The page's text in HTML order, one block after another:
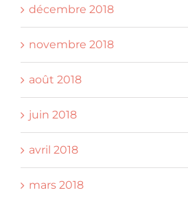
décembre 2018
novembre 2018
août 2018
juin 2018
avril 2018
mars 2018